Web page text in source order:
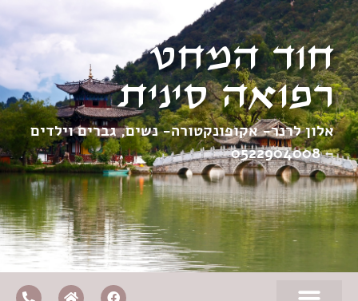
חוד המחט
רפואה סינית
אלון לרנר- אקופונקטורה- נשים, גברים וילדים
–
0522904008